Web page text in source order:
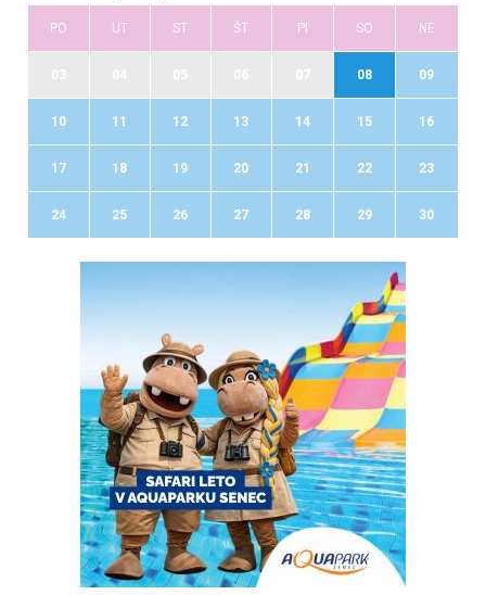
PO UT ST ŠT PI SO NE
08 09
10 11 12 13 14 15 16
17 18 19 20 21 22 23
24 25 26 27 28 29 30